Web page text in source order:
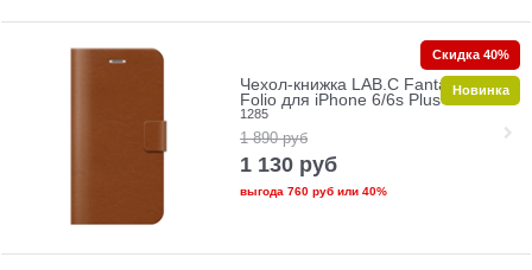
Чехол-книжка LAB.C Fantastic 5
Folio для iPhone 6/6s Plus+
1285
1 890 руб
1 130 руб
выгода 760 рубили 40%
Скидка 40%
Новинка